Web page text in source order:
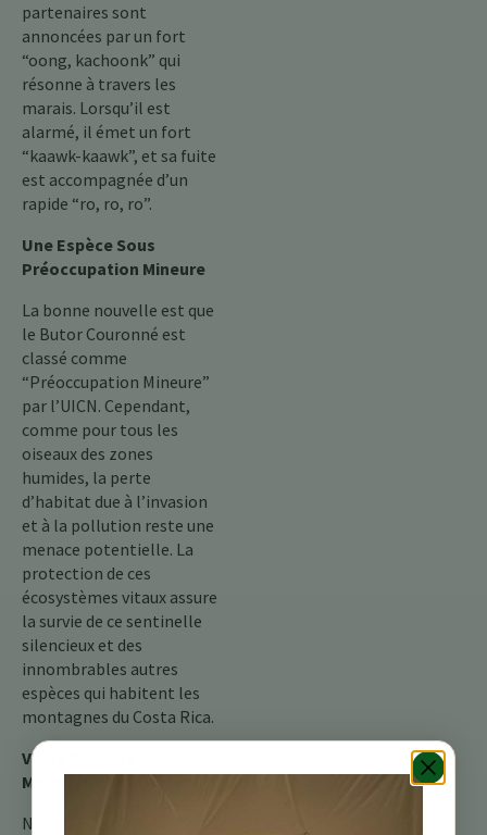
partenaires sont
annoncées par un fort
“oong, kachoonk” qui
résonne à travers les
marais. Lorsqu’il est
alarmé, il émet un fort
“kaawk-kaawk”, et sa fuite
est accompagnée d’un
rapide “ro, ro, ro”.
Une Espèce Sous
Préoccupation Mineure
La bonne nouvelle est que
le Butor Couronné est
classé comme
“Préoccupation Mineure”
par l’UICN. Cependant,
comme pour tous les
oiseaux des zones
humides, la perte
d’habitat due à l’invasion
et à la pollution reste une
menace potentielle. La
protection de ces
écosystèmes vitaux assure
la survie de ce sentinelle
silencieux et des
innombrables autres
espèces qui habitent les
montagnes du Costa Rica.
Votre Retraite en
Montagne Vous Attend
Notre refuge de montagne